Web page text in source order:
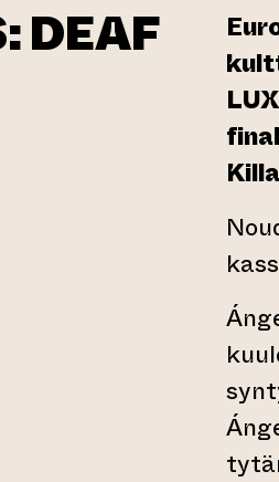
DEAF
toiseen verkkopalveluun)
toiseen verkkopalveluun)